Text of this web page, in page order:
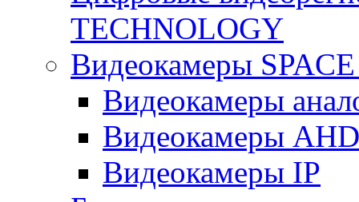
TECHNOLOGY
Видеокамеры
Видеокамеры
Видеокамеры AHD
Видеокамеры IP